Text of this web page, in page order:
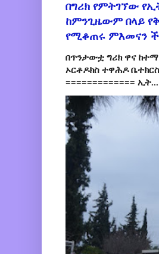
በግሪክ የምትገኘው
ከምንጊዜውም በላይ
የሚቆጠሩ ምእመናን
በጥንታውቷ ግሪክ ዋና
ኦርቶዶክስ ተዋሕዶ
============= ኢት...